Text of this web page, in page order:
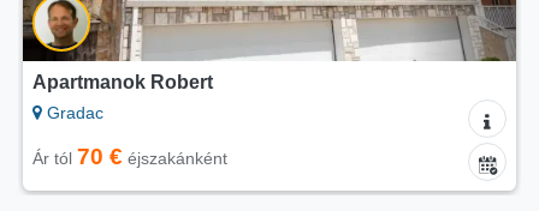
Apartmanok Robert
Gradac
Ár tól 70 € éjszakánként